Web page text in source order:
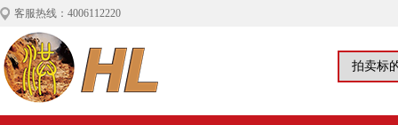
客服热线：4006112220